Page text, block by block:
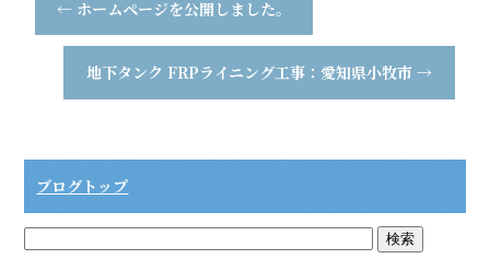
← ホームページを公開しました。
地下タンク FRPライニング工事：愛知県小牧市 →
ブログトップ